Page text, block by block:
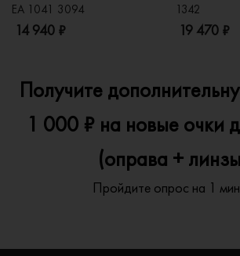
EA 1041 3094
14 940 ₽
1342
19 470 ₽
Получите
1 000 ₽ на новые очки
(оправа +
Пройдите опрос на 1